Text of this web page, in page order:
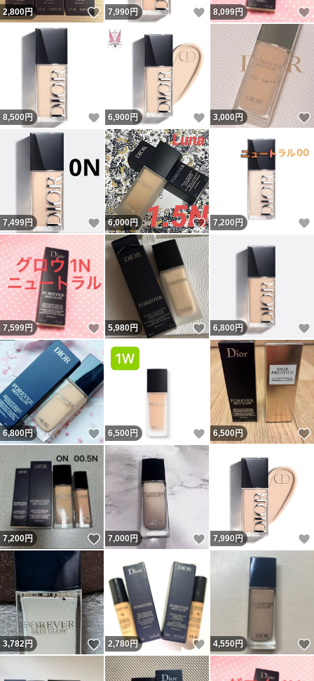
2,800円 いいね！
7,990円 いいね！
8,099円
8,500円 いいね！
6,900 円 いいね！
3,000円
7,499円 いいね！
6,000円 いいね！
7,200 円
7,599円 いいね！
5,980円 いいね！
6,800 円
6,800円 いいね！
6,500 円 いいね！
6,500円
7,200円 いいね！
7,000円 いいね！
7,990円
3,782円 いいね！
2,780円 いいね！
4,550円